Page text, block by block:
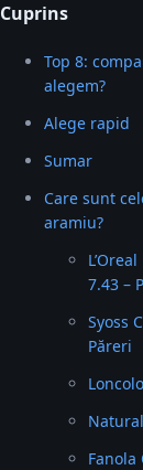
Cuprins
Top 8:
alegem?
Alege rapid
Sumar
Care sunt
aramiu?
7.43 –
Syoss
Păreri
Fanola